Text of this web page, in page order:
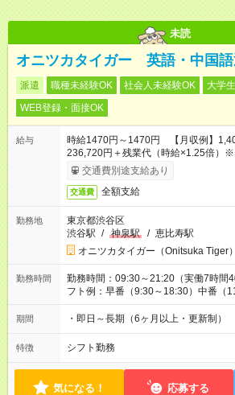
未読
オニツカタイガー 英語・中国
派遣 職種未経験OK 社会人未経験OK 大学
WEB登録・面接OK
給与
時給1470円～1470円 【月収例】
236,720円＋残業代（時給×1.25倍）
ます。交通費別途支給あり
交通費 全額支給
勤務地
東京都渋谷区
渋谷駅 / 神泉駅 / 恵比寿駅
オニツカタイガー（Onitsuka Tiger）
勤務時間
勤務時間：09:30～21:20（実働7時間
フト例：早番（9:30～18:30）中番（
（12:20～21:20）
期間 ・即日～長期（6ヶ月以上・更新制）
特徴 シフト勤務
気になる！ 応募する